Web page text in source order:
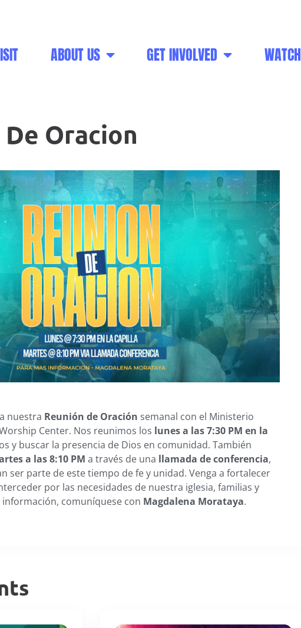
ABOUT US GET INVOLVED WATCH
Oracion
nuestra Reunión de Oración semanal con el Ministerio
Center. Nos reunimos los lunes a las 7:30 PM en la
y buscar la presencia de Dios en comunidad. También
a las 8:10 PM a través de una llamada de conferencia,
ser parte de este tiempo de fe y unidad. Venga a fortalecer
por las necesidades de nuestra iglesia, familias y
comuníquese con Magdalena Morataya.